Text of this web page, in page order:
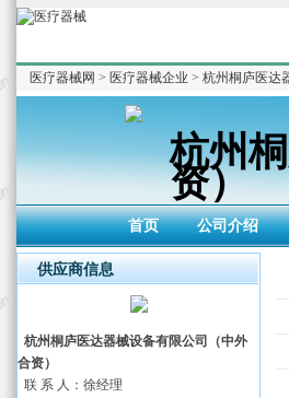
医疗器械网 > 医疗器械企业 > 杭州桐庐医达
杭州
资）
首页 公司介绍
供应商信息
杭州桐庐医达器械设备有限公司（中外
合资）
联 系 人：徐经理